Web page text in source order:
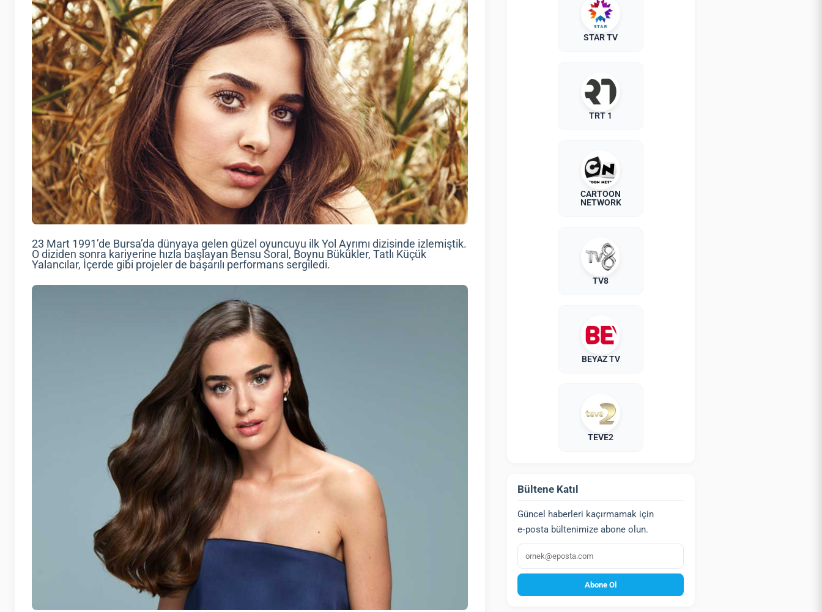
23 Mart 1991’de Bursa’da dünyaya gelen güzel oyuncuyu ilk Yol Ayrımı dizisinde izlemiştik.
O diziden sonra kariyerine hızla başlayan Bensu Soral, Boynu Bükükler, Tatlı Küçük
Yalancılar, İçerde gibi projeler de başarılı performans sergiledi.
STAR TV
TRT 1
CARTOON
NETWORK
TV8
BEYAZ TV
TEVE2
Bültene Katıl
Güncel haberleri kaçırmamak için
e‑posta bültenimize abone olun.
E‑posta
Abone Ol